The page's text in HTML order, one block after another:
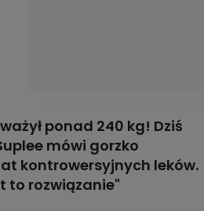
ponad 240 kg! Dziś
mówi gorzko
kontrowersyjnych leków.
to rozwiązanie"